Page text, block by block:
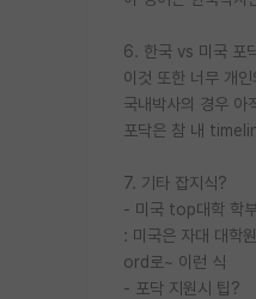
6. 한국 vs 미국 포
이것 또한 너무 개
국내박사의 경우 아
포닥은 참 내
7. 기타 잡지식?
- 미국 top대학 학
: 미국은 자대 대학
ord로~ 이런 식
- 포닥 지원시 팁?